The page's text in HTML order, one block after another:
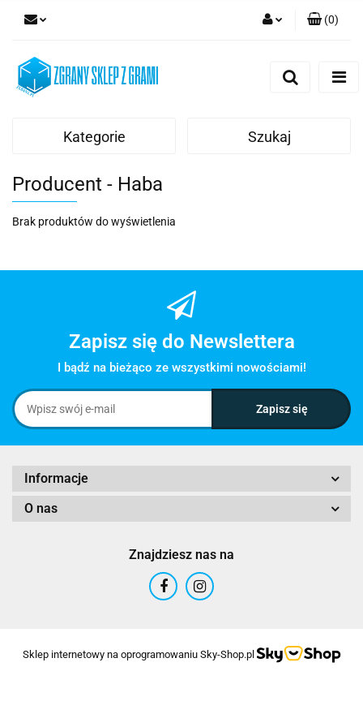
(0)
Kategorie Szukaj
Producent - Haba
Brak produktów do wyświetlenia
Zapisz się do Newslettera
I bądź na bieżąco ze wszystkimi nowościami!
Informacje
O nas
Znajdziesz nas na
Sklep internetowy na oprogramowaniu Sky-Shop.pl